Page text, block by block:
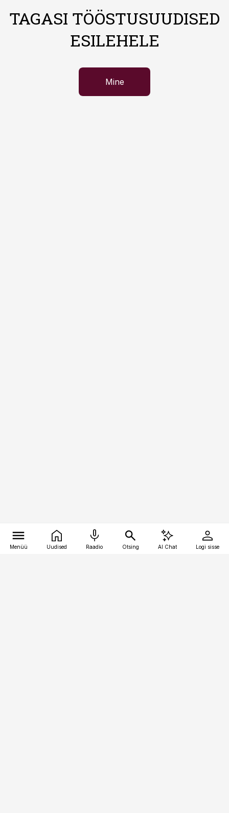
TAGASI TÖÖSTUSUUDISED
ESILEHELE
Mine
Menüü Uudised Raadio Otsing AI Chat Logi sisse